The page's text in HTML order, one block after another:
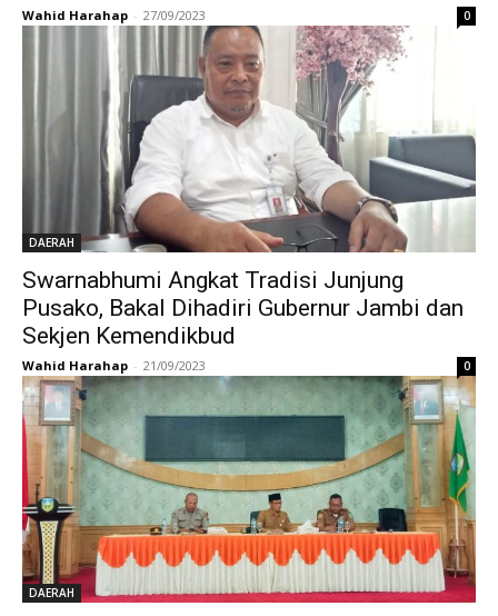
Wahid Harahap - 27/09/2023 0
DAERAH
Swarnabhumi Angkat Tradisi Junjung
Pusako, Bakal Dihadiri Gubernur Jambi dan
Sekjen Kemendikbud
Wahid Harahap - 21/09/2023 0
DAERAH